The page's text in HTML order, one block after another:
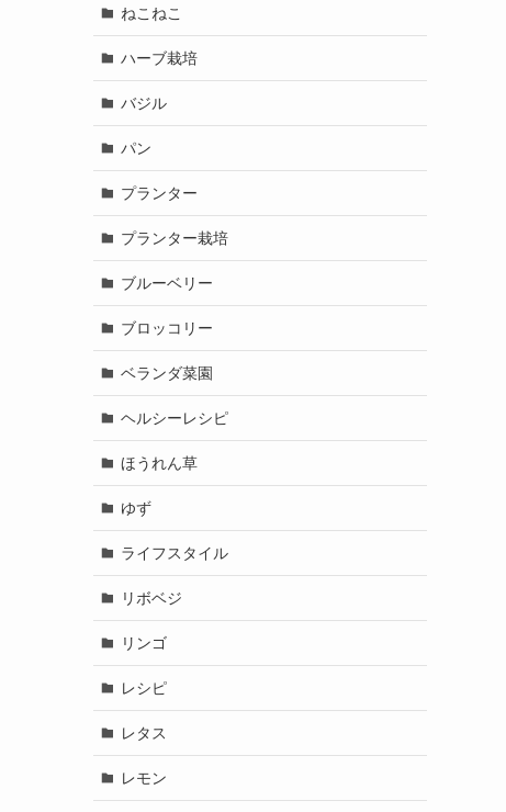
ねこねこ
ハーブ栽培
バジル
パン
プランター
プランター栽培
ブルーベリー
ブロッコリー
ベランダ菜園
ヘルシーレシピ
ほうれん草
ゆず
ライフスタイル
リボベジ
リンゴ
レシピ
レタス
レモン